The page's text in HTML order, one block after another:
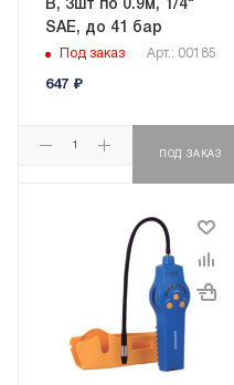
B, 3шт по 0.9м, 1/4"
SAE, до 41 бар
Под заказ Арт.: 00185
647 ₽
ПОД ЗАКАЗ